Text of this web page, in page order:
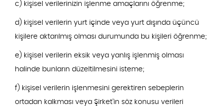
c) kişisel verilerinizin işlenme amaçlarını öğrenme;
d) kişisel verilerin yurt içinde veya yurt dışında üçüncü
kişilere aktarılmış olması durumunda bu kişileri öğrenme;
e) kişisel verilerin eksik veya yanlış işlenmiş olması
halinde bunların düzeltilmesini isteme;
f) kişisel verilerin işlenmesini gerektiren sebeplerin
ortadan kalkması veya Şirket'in söz konusu verileri